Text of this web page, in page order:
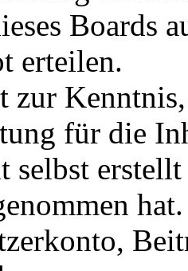
Boards
erteilen.
zur
für die
selbst